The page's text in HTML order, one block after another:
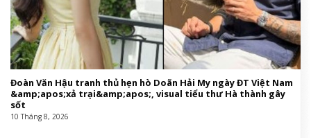
Đoàn Văn Hậu tranh thủ hẹn hò Doãn Hải My ngày ĐT Việt Nam
&amp;apos;xả trại&amp;apos;, visual tiểu thư Hà thành gây
sốt
10 Tháng 8, 2026